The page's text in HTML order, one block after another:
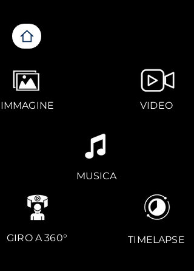
IMMAGINE VIDEO
MUSICA
GIRO A 360° TIMELAPSE